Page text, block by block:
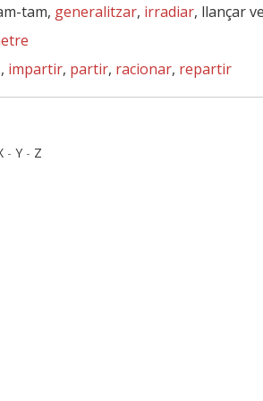
tam, generalitzar, irradiar, llançar
, impartir, partir, racionar, repartir
- Y - Z